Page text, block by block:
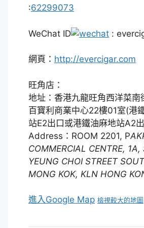
:62299073
WeChat ID :
網頁： http://evercigar.com
旺角店：
地址：香港九龍旺角西洋菜南
百寶利商業中心22樓01室(港
站E2出口或港鐵油麻地站A2
Address：ROOM 2201, P
COMMERCIAL CENTRE, 1A,
YEUNG CHOI STREET
MONG KOK, KLN HONG
進入Google Map 檢視較大的地圖